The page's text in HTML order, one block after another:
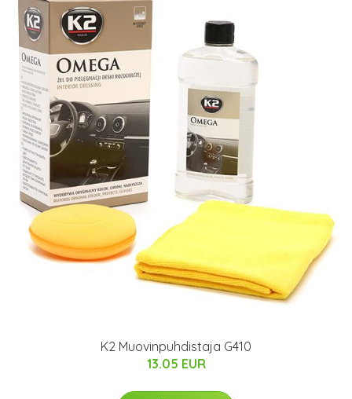
K2 Muovinpuhdistaja G410
13.05 EUR